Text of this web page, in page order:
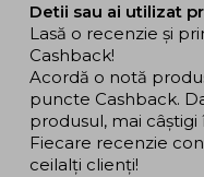
Detii sau ai utilizat
Lasă o recenzie și
Cashback!
Acordă o notă
puncte Cashback.
produsul, mai
Fiecare recenzie
ceilalți clienți!